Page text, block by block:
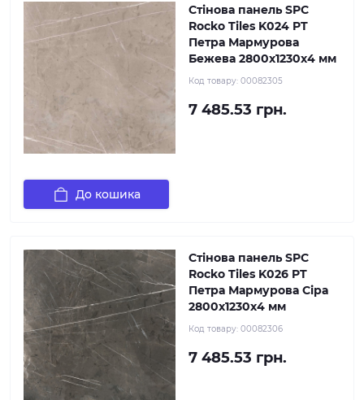
Стінова панель SPC
Rocko Tiles K024 PT
Петра Мармурова
Бежева 2800х1230х4 мм
Код товару: 00082305
7 485.53 грн.
До кошика
Стінова панель SPC
Rocko Tiles K026 PT
Петра Мармурова Сіра
2800х1230х4 мм
Код товару: 00082306
7 485.53 грн.